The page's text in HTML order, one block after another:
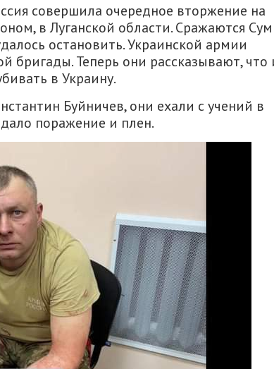
совершила очередное вторжение на
в Луганской области. Сражаются
остановить. Украинской армии
бригады. Теперь они рассказывают, что
в Украину.
Буйничев, они ехали с учений в
поражение и плен.